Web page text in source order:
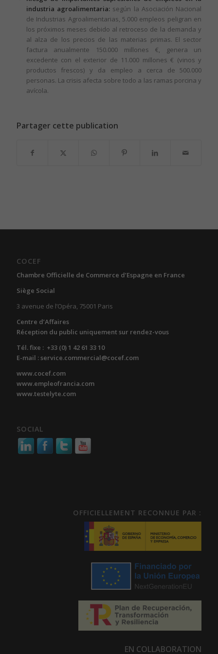
industria agroalimentaria:según la Asociación Nacional
de Industrias Agroalimentarias, 5.000 empleos peligran en
los próximos meses debido al retroceso de la demanda y
al alza de los precios de las materias primas. El sector
factura anualmente 150.000 millones €, genera un
excedente con el exterior de 11.000 millones € (vinos y
productos frescos) y da empleo a cerca de 500.000
personas. La crisis afecta sobre todo a las ramas porcina y
avícola.
Partager cette publication
COCEF
Chambre Officielle de Commerce d’Espagne en France
Siège Social
3 avenue de l’Opéra, 75001 Paris
Centre d’Affaires
Réception du public uniquement sur rendez-vous
Tél. fixe : +33 (0) 1 42 61 33 10
E-mail : service.commercial@cocef.com
www.cocef.com
www.empleofrancia.com
www.testelyte.com
SOCIAL
OFFICIELLEMENT RECONNUE PAR :
EN COLLABORATION